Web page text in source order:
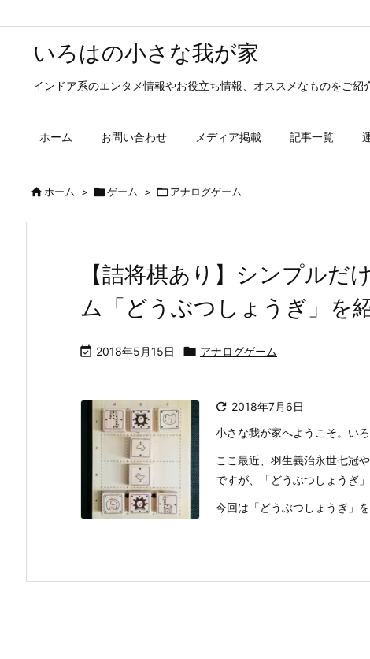
いろはの小さな我が家
インドア系のエンタメ情報やお役立ち情報、オススメなものをご紹
ホーム お問い合わせ メディア掲載 記事一覧
ホーム > ゲーム > アナログゲーム
【詰将棋あり】シンプルだ
ム「どうぶつしょうぎ」を
 2018年5月15日  アナログゲーム
 2018年7月6日
小さな我が家へようこそ。いろ
ここ最近、羽生義治永世七冠
ですが、「どうぶつしょうぎ
今回は「どうぶつしょうぎ」を